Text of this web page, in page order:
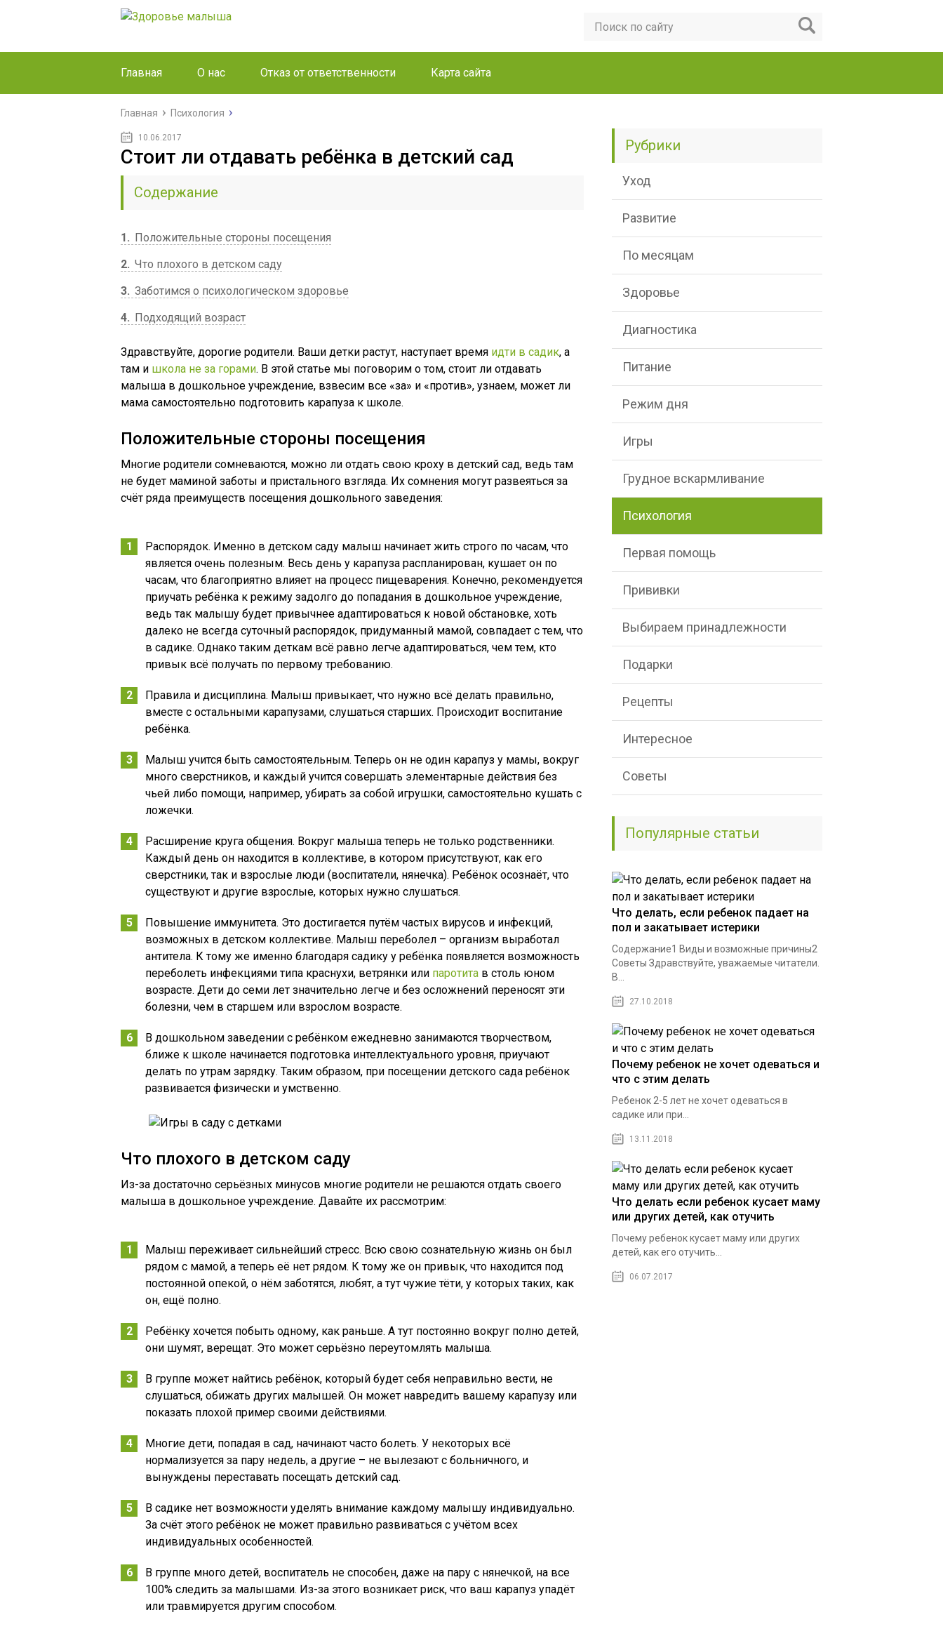
Главная О нас Отказ от ответственности Карта сайта
Главная Психология
10.06.2017
Стоит ли отдавать ребёнка в детский сад
Содержание
1
Положительные стороны посещения
2 Что плохого в детском саду
3 Заботимся о психологическом здоровье
4
Подходящий возраст
Здравствуйте, дорогие родители. Ваши детки растут, наступает время идти в садик, а
там и школа не за горами. В этой статье мы поговорим о том, стоит ли отдавать
малыша в дошкольное учреждение, взвесим все «за» и «против», узнаем, может ли
мама самостоятельно подготовить карапуза к школе.
Положительные стороны посещения
Многие родители сомневаются, можно ли отдать свою кроху в детский сад, ведь там
не будет маминой заботы и пристального взгляда. Их сомнения могут развеяться за
счёт ряда преимуществ посещения дошкольного заведения:
Распорядок. Именно в детском саду малыш начинает жить строго по часам, что
является очень полезным. Весь день у карапуза распланирован, кушает он по
часам, что благоприятно влияет на процесс пищеварения. Конечно, рекомендуется
приучать ребёнка к режиму задолго до попадания в дошкольное учреждение,
ведь так малышу будет привычнее адаптироваться к новой обстановке, хоть
далеко не всегда суточный распорядок, придуманный мамой, совпадает с тем, что
в садике. Однако таким деткам всё равно легче адаптироваться, чем тем, кто
привык всё получать по первому требованию.
Правила и дисциплина. Малыш привыкает, что нужно всё делать правильно,
вместе с остальными карапузами, слушаться старших. Происходит воспитание
ребёнка.
Малыш учится быть самостоятельным. Теперь он не один карапуз у мамы, вокруг
много сверстников, и каждый учится совершать элементарные действия без
чьей либо помощи, например, убирать за собой игрушки, самостоятельно кушать с
ложечки.
Расширение круга общения. Вокруг малыша теперь не только родственники.
Каждый день он находится в коллективе, в котором присутствуют, как его
сверстники, так и взрослые люди (воспитатели, нянечка). Ребёнок осознаёт, что
существуют и другие взрослые, которых нужно слушаться.
Повышение иммунитета. Это достигается путём частых вирусов и инфекций,
возможных в детском коллективе. Малыш переболел – организм выработал
антитела. К тому же именно благодаря садику у ребёнка появляется возможность
переболеть инфекциями типа краснухи, ветрянки или паротита в столь юном
возрасте. Дети до семи лет значительно легче и без осложнений переносят эти
болезни, чем в старшем или взрослом возрасте.
В дошкольном заведении с ребёнком ежедневно занимаются творчеством,
ближе к школе начинается подготовка интеллектуального уровня, приучают
делать по утрам зарядку. Таким образом, при посещении детского сада ребёнок
развивается физически и умственно.
Что плохого в детском саду
Из-за достаточно серьёзных минусов многие родители не решаются отдать своего
малыша в дошкольное учреждение. Давайте их рассмотрим:
Малыш переживает сильнейший стресс. Всю свою сознательную жизнь он был
рядом с мамой, а теперь её нет рядом. К тому же он привык, что находится под
постоянной опекой, о нём заботятся, любят, а тут чужие тёти, у которых таких, как
он, ещё полно.
Ребёнку хочется побыть одному, как раньше. А тут постоянно вокруг полно детей,
они шумят, верещат. Это может серьёзно переутомлять малыша.
В группе может найтись ребёнок, который будет себя неправильно вести, не
слушаться, обижать других малышей. Он может навредить вашему карапузу или
показать плохой пример своими действиями.
Многие дети, попадая в сад, начинают часто болеть. У некоторых всё
нормализуется за пару недель, а другие – не вылезают с больничного, и
вынуждены переставать посещать детский сад.
В садике нет возможности уделять внимание каждому малышу индивидуально.
За счёт этого ребёнок не может правильно развиваться с учётом всех
индивидуальных особенностей.
В группе много детей, воспитатель не способен, даже на пару с нянечкой, на все
100% следить за малышами. Из-за этого возникает риск, что ваш карапуз упадёт
или травмируется другим способом.
Рубрики
Уход
Развитие
По месяцам
Здоровье
Диагностика
Питание
Режим дня
Игры
Грудное вскармливание
Психология
Первая помощь
Прививки
Выбираем принадлежности
Подарки
Рецепты
Интересное
Советы
Популярные статьи
Что делать, если ребенок падает на
пол и закатывает истерики
Содержание1 Виды и возможные причины2
Советы Здравствуйте, уважаемые читатели.
В...
27.10.2018
Почему ребенок не хочет одеваться и
что с этим делать
Ребенок 2-5 лет не хочет одеваться в
садике или при...
13.11.2018
Что делать если ребенок кусает маму
или других детей, как отучить
Почему ребенок кусает маму или других
детей, как его отучить...
06.07.2017